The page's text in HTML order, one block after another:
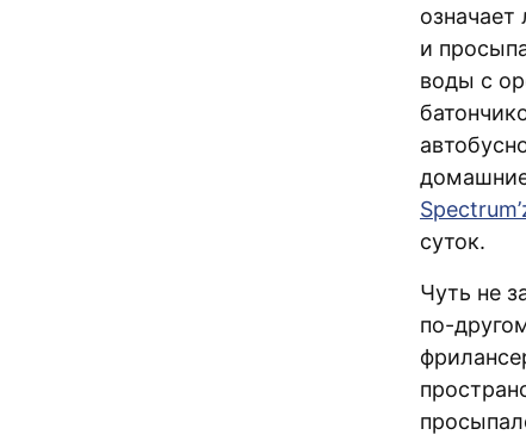
и
воды с
суток.
Чуть не
по-